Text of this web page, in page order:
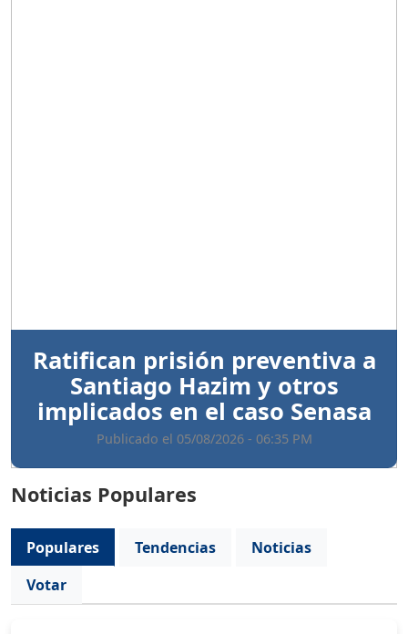
Ratifican prisión preventiva a
Santiago Hazim y otros
implicados en el caso Senasa
Publicado el 05/08/2026 - 06:35 PM
Noticias Populares
Populares Tendencias
Noticias
Votar